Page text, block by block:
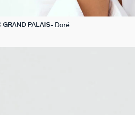
GRAND PALAIS Doré